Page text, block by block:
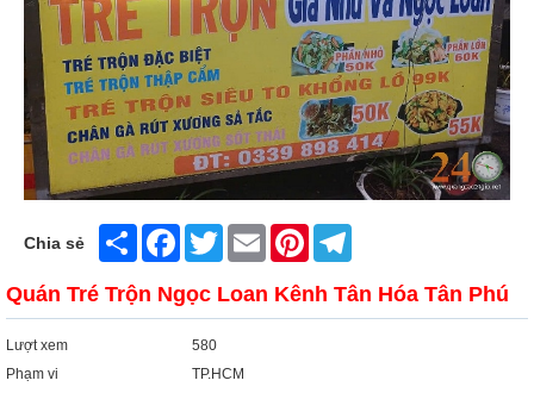
Xây Dựng
Tổng Hợp
Chia sẻ Share FacebookTwitter Email Pinterest
Quán Tré Trộn Ngọc Loan Kênh Tân Hóa Tân Phú
Lượt xem
580
Phạm vi
TP.HCM